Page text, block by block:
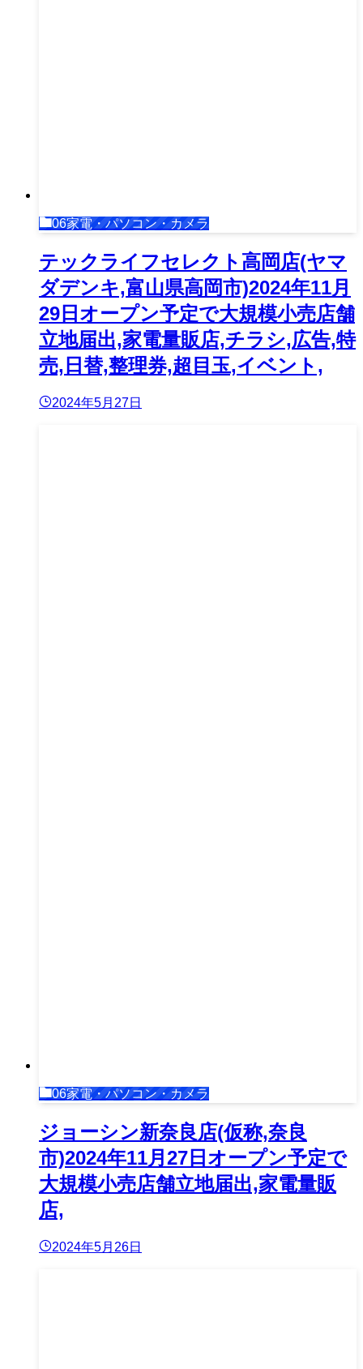
06家電・パソコン・カメラ
テックライフセレクト高岡店(ヤマ
ダデンキ,富山県高岡市)2024年11月
29日オープン予定で大規模小売店舗
立地届出,家電量販店,チラシ,広告,特
売,日替,整理券,超目玉,イベント,
2024年5月27日
06家電・パソコン・カメラ
ジョーシン新奈良店(仮称,奈良
市)2024年11月27日オープン予定で
大規模小売店舗立地届出,家電量販
店,
2024年5月26日